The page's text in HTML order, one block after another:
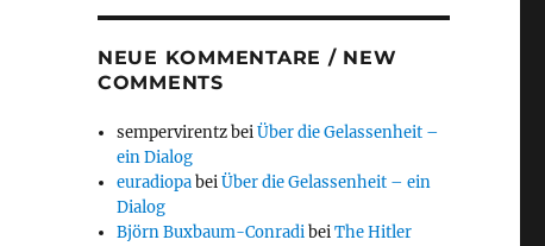
NEUE KOMMENTARE / NEW
COMMENTS
sempervirentzbeiÜber die Gelassenheit –
ein Dialog
euradiopabeiÜber die Gelassenheit – ein
Dialog
Björn Buxbaum-ConradibeiThe Hitler